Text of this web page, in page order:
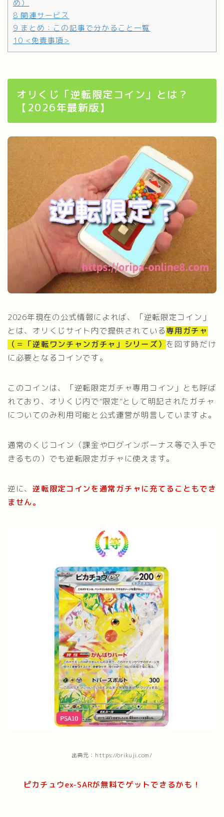
め）
8 関連サービス
9 まとめ：この記事で分かること一覧
10 <免責事項>
オリくじ「逆転限定コイン」とは？
【2026年最新版】
2026年現在の公式情報によれば、「逆転限定コイン」
とは、オリくじサイト内で提供されている専用ガチャ
（＝「逆転ワンチャンガチャ」シリーズ） を回す時だけ
に必要となるコインです。
このコインは、「逆転限定ガチャ専用コイン」とも呼ば
れており、オリくじ内で“限定”として明記されたガチャ
についてのみ利用可能と公式運営が明言していますよ。
通常のくじコイン（課金やログインボーナス等で入手で
きるもの）でも逆転限定ガチャに使えます。
逆に、逆転限定コインを通常ガチャに充てることもでき
ません。
出典元：https://orikuji.com/
ピカチュウex-SARが無料でゲットできるかも！